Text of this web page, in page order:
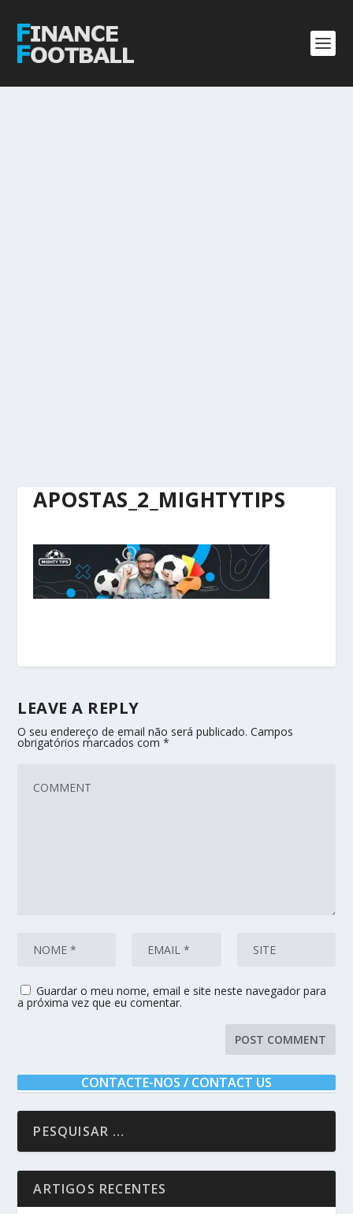
APOSTAS_2_MIGHTYTIPS
LEAVE A REPLY
O seu endereço de email não será publicado. Campos
obrigatórios marcados com*
Guardar o meu nome, email e site neste navegador para
a próxima vez que eu comentar.
CONTACTE-NOS / CONTACT US
ARTIGOS RECENTES